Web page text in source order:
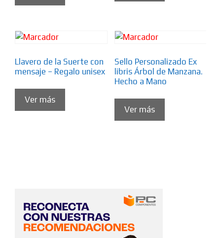
Llavero de la Suerte con
mensaje – Regalo unisex
Ver más
Sello Personalizado Ex
libris Árbol de Manzana.
Hecho a Mano
Ver más